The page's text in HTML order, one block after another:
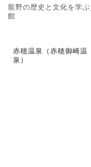
龍野の歴史と文化を学
館
赤穂温泉（赤穂御崎温
泉）